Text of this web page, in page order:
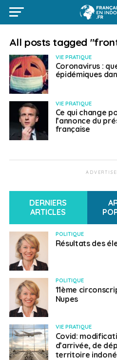
All posts tagged
VIE PRATIQUE
Coronavirus :
épidémiques
VIE PRATIQUE
Ce qui change
l’annonce du
française
DERNIERS
ARTICLES
POLITIQUE
Résultats des
POLITIQUE
11ème
Nupes
VIE PRATIQUE
Covid:
d’arrivée, de
territoire